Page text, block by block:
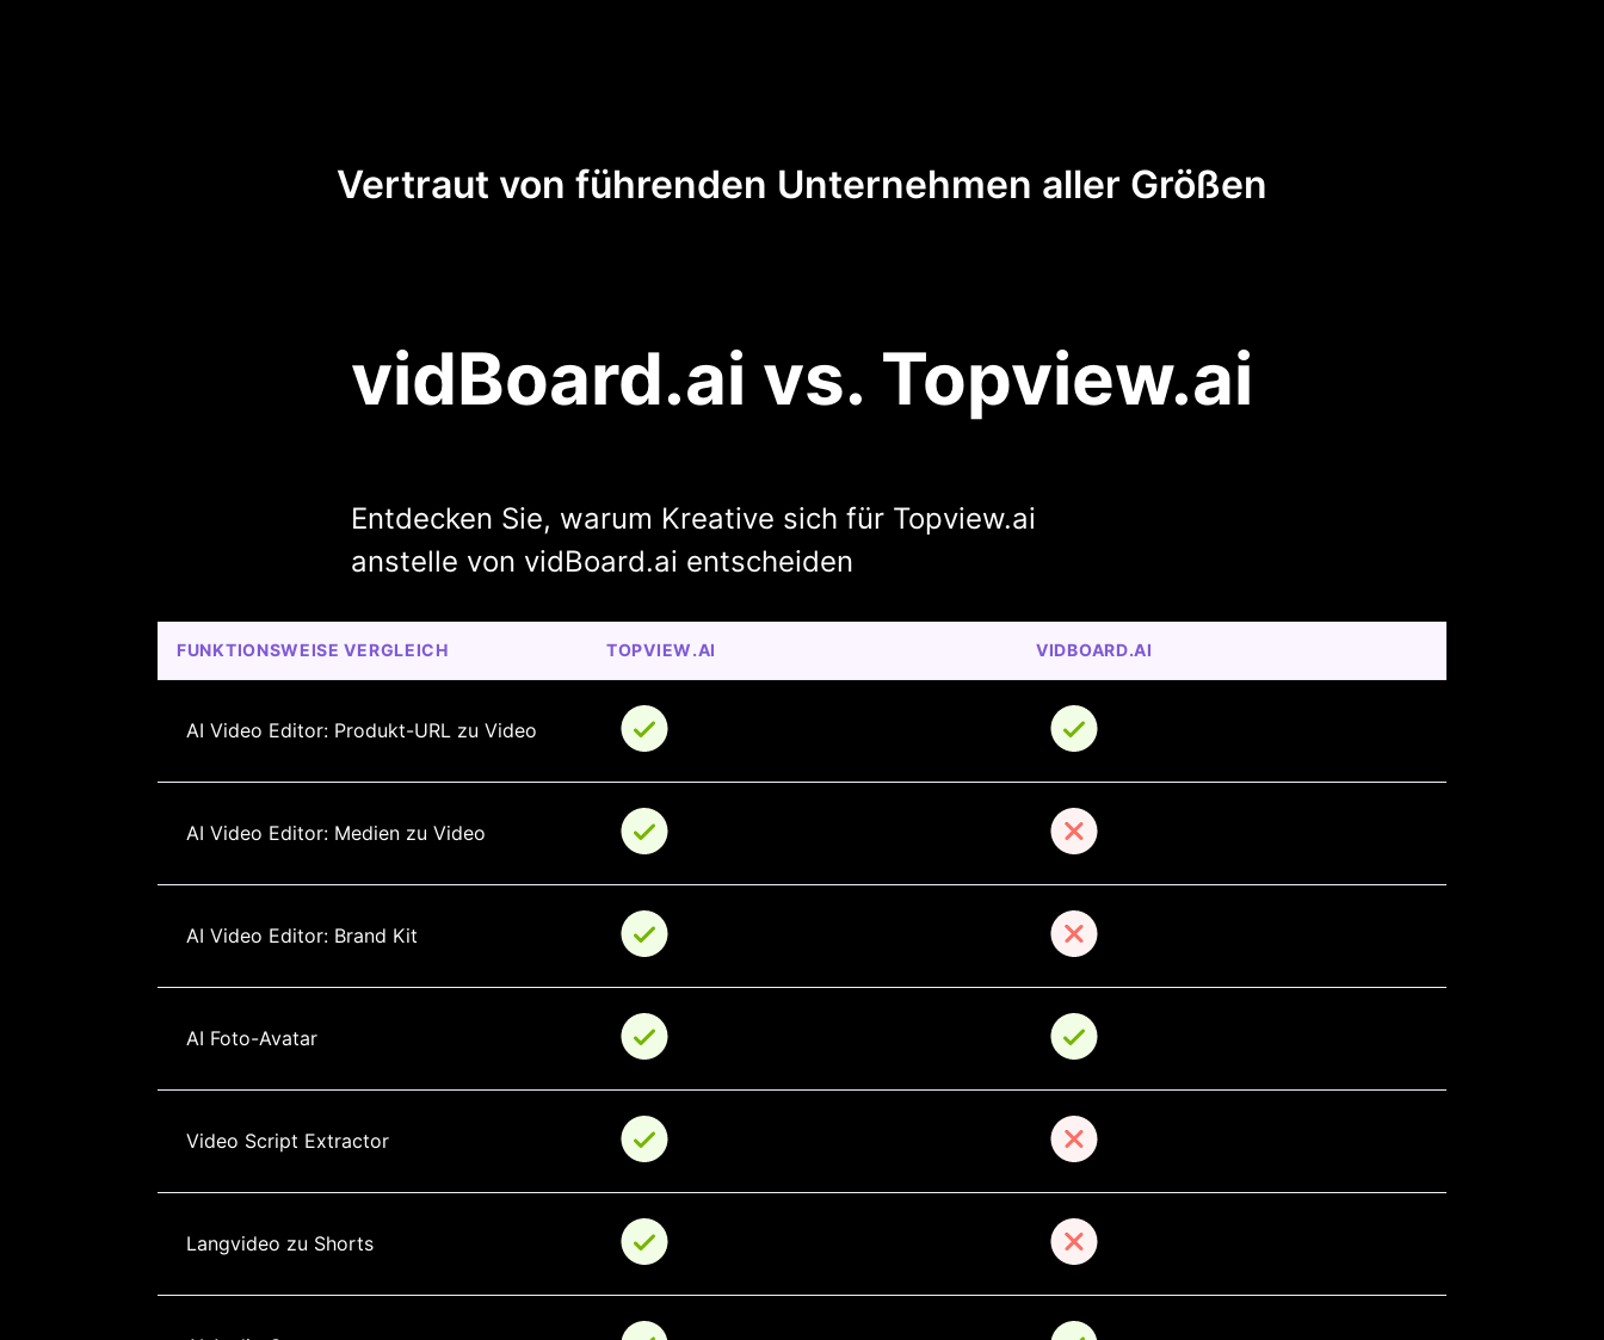
Vertraut von führenden Unternehmen aller Größen
vidBoard.ai vs. Topview.ai
Entdecken Sie, warum Kreative sich für Topview.ai
anstelle von vidBoard.ai entscheiden
FUNKTIONSWEISE VERGLEICH TOPVIEW.AI VIDBOARD.AI
AI Video Editor: Produkt-URL zu Video
AI Video Editor: Medien zu Video
AI Video Editor: Brand Kit
AI Foto-Avatar
Video Script Extractor
Langvideo zu Shorts